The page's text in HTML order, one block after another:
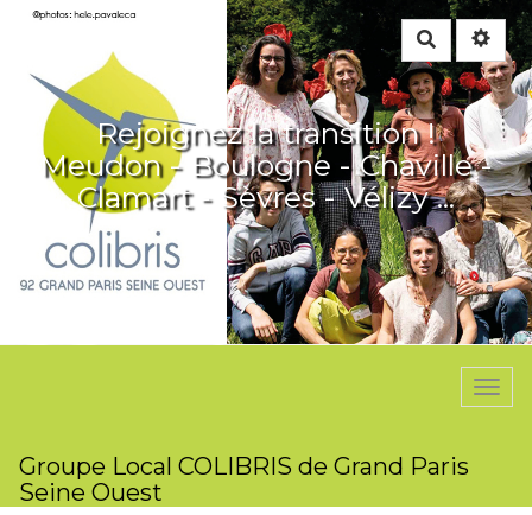
Rechercher
Rejoignez la transition !
Meudon - Boulogne - Chaville -
Clamart - Sèvres - Vélizy ...
Groupe Local COLIBRIS de Grand Paris
Seine Ouest